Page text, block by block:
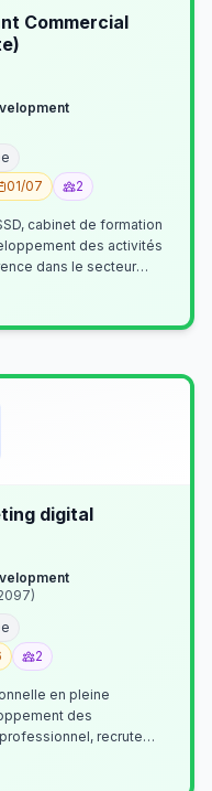
Commercial
01/07 2
cabinet de formation
des activités
dans le secteur
digital
2
en pleine
des
recrute